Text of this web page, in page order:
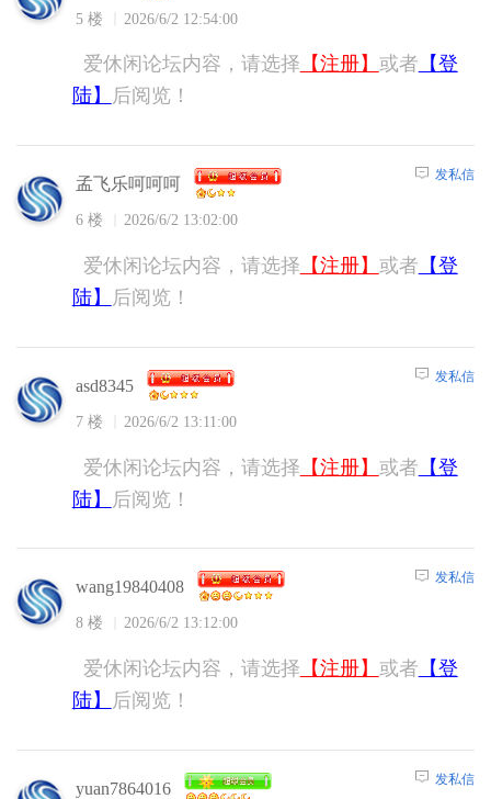
5 楼 2026/6/2 12:54:00
爱休闲论坛内容，请选择 【注册】 或者 【登
陆】
后阅览！
孟飞乐呵呵呵
6 楼 2026/6/2 13:02:00
发私信
爱休闲论坛内容，请选择 【注册】 或者 【登
陆】
后阅览！
asd8345
7 楼 2026/6/2 13:11:00
发私信
爱休闲论坛内容，请选择 【注册】 或者 【登
陆】
后阅览！
wang19840408
8 楼 2026/6/2 13:12:00
发私信
爱休闲论坛内容，请选择 【注册】 或者 【登
陆】
后阅览！
yuan7864016 发私信